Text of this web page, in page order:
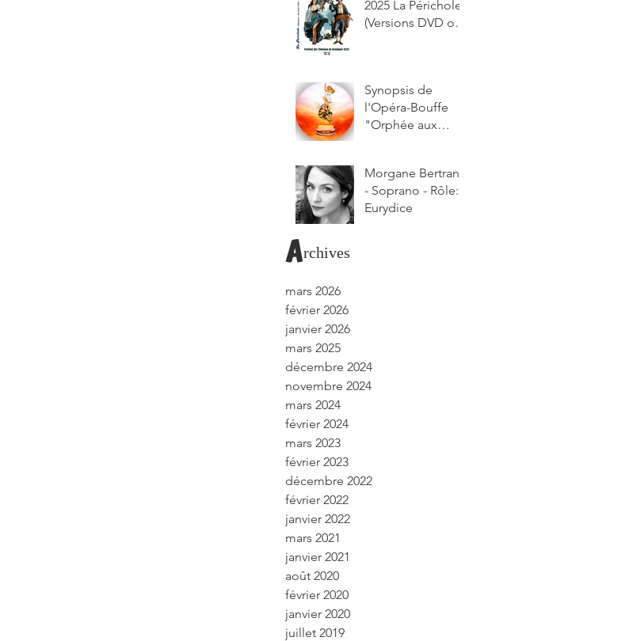
2025 La Périchole
(Versions DVD ou
courriel)
Synopsis de
l'Opéra-Bouffe
"Orphée aux
Morgane Bertrand
- Soprano - Rôle:
Eurydice
Archives
mars 2026
février 2026
janvier 2026
mars 2025
décembre 2024
novembre 2024
mars 2024
février 2024
mars 2023
février 2023
décembre 2022
février 2022
janvier 2022
mars 2021
janvier 2021
août 2020
février 2020
janvier 2020
juillet 2019